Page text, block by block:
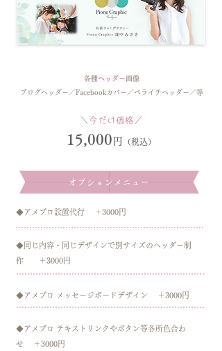
各種ヘッダー画像
​ブログヘッダー／Facebookカバー／ペライチヘッダー／​等
15,000 円 （税込）
＼今だけ価格／
オプションメニュー
◆アメブロ設置代行 ＋3000円
◆同じ内容・同じデザインで別サイズのヘッダー制
作​ ＋3000円
◆アメブロ メッセージボードデザイン ＋3000円
◆アメブロ テキストリンクやボタン等各所色合わ
せ ＋3000円